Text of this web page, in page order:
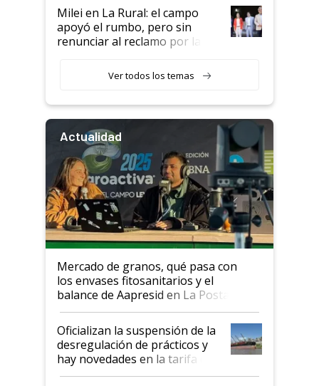
Milei en La Rural: el campo
apoyó el rumbo, pero sin
renunciar al reclamo por las
Ver todos los temas
Actualidad
Mercado de granos, qué pasa con
los envases fitosanitarios y el
balance de Aapresid en La Posta
Oficializan la suspensión de la
desregulación de prácticos y
hay novedades en la tarifa de
la hidrovía